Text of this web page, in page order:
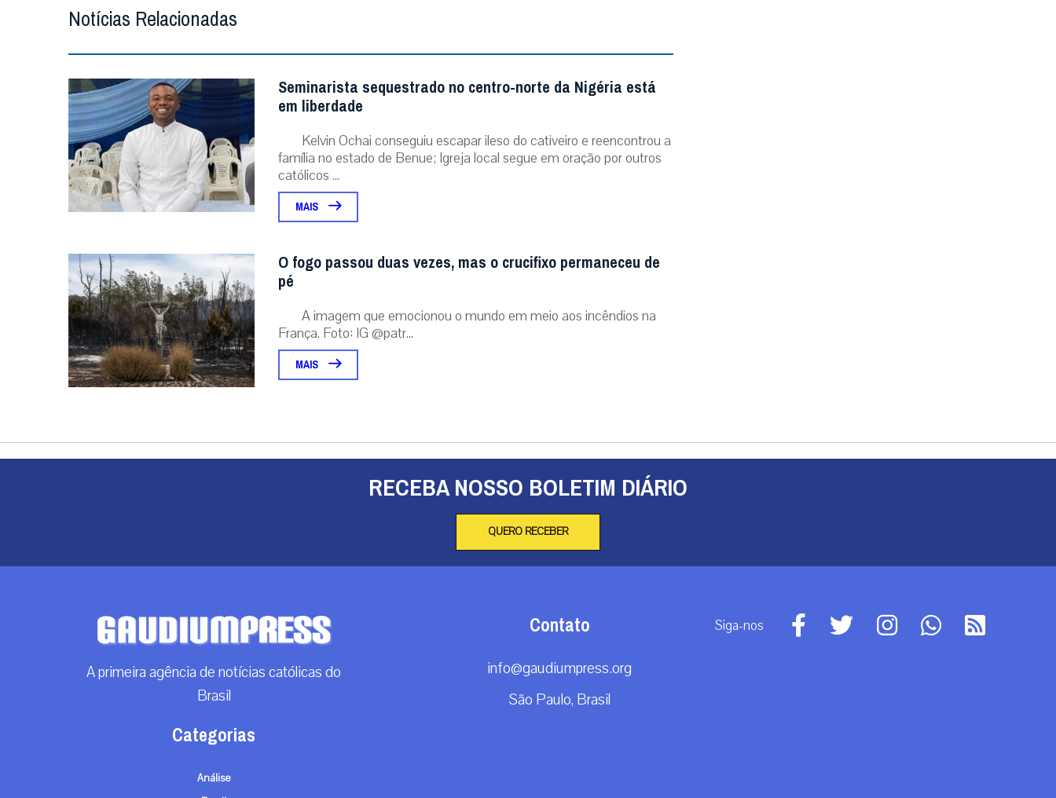
Notícias Relacionadas
Seminarista sequestrado no centro-norte da Nigéria está
em liberdade
Kelvin Ochai conseguiu escapar ileso do cativeiro e reencontrou a
família no estado de Benue; Igreja local segue em oração por outros
católicos ...
MAIS
O fogo passou duas vezes, mas o crucifixo permaneceu de
pé
A imagem que emocionou o mundo em meio aos incêndios na
França. Foto: IG @patr...
MAIS
RECEBA NOSSO BOLETIM DIÁRIO
QUERO RECEBER
A primeira agência de notícias católicas do
Brasil
Categorias
Análise
Contato
info@gaudiumpress.org
São Paulo, Brasil
Siga-nos